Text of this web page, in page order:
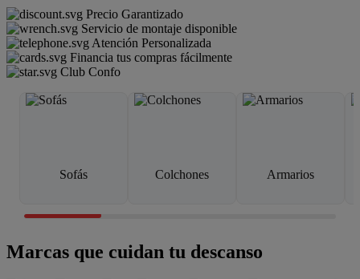
Precio Garantizado
Servicio de montaje disponible
Atención Personalizada
Financia tus compras fácilmente
Club Confo
Sofás Colchones Armarios
Marcas que cuidan tu descanso